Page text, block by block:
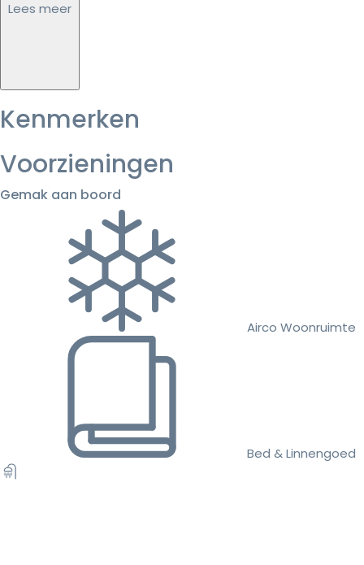
Lees meer
Kenmerken
Voorzieningen
Gemak aan boord
Airco Woonruimte
Bed & Linnengoed